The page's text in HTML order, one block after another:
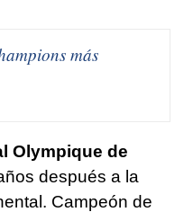
más
Olympique de
después a la
Campeón de